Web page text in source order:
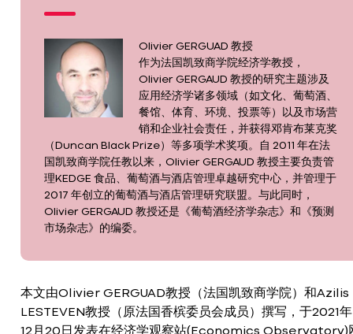
Olivier GERGUAD 教授
作为法国凯致商学院经济学教授，
Olivier GERGAUD 教授的研究主题涉及
应用经济学诸多领域（如文化、葡萄酒、
餐馆、体育、环境、投票等）以及市场营
销和企业社会责任，并获得邓肯布莱克奖
（Duncan Black Prize）等多项学术奖项。自 2011 年在法
国凯致商学院任教以来，Olivier GERGAUD 教授主要负责管
理KEDGE 食品、葡萄酒与酒店管理卓越研究中心，并管理于
2017 年创立的葡萄酒与酒店管理研究联盟。与此同时，
Olivier GERGAUD 教授还是《葡萄酒经济学杂志》和《预测
市场杂志》的编委。
本文由Olivier GERGUAD教授（法国凯致商学院）和Azilis
LESTEVEN教授（原法国香槟委员会成员）撰写，于2021年